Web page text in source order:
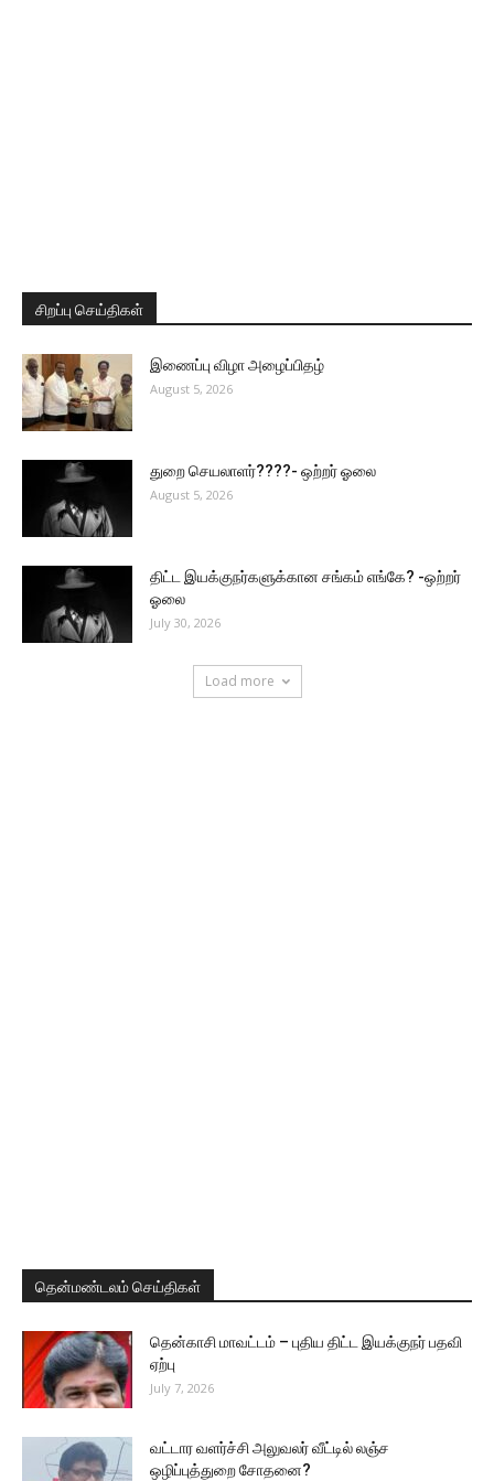
சிறப்பு செய்திகள்
இணைப்பு விழா அழைப்பிதழ்
August 5, 2026
துறை செயலாளர்????- ஒற்றர் ஓலை
August 5, 2026
திட்ட இயக்குநர்களுக்கான சங்கம் எங்கே? -ஒற்றர்
ஓலை
July 30, 2026
Load more
தென்மண்டலம் செய்திகள்
தென்காசி மாவட்டம் – புதிய திட்ட இயக்குநர் பதவி
ஏற்பு
July 7, 2026
வட்டார வளர்ச்சி அலுவலர் வீட்டில் லஞ்ச
ஒழிப்புத்துறை சோதனை?